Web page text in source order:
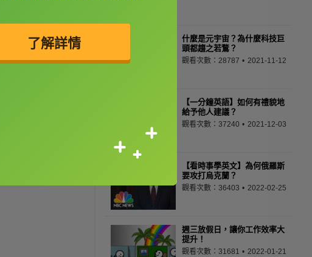
什麼是元宇宙？為什麼科技巨
頭都趨之若鶩？
觀看次數：28787 2021-11-12
【一分鐘英語】如何有禮貌地
給予他人建議？
觀看次數：37240 2021-12-03
【看時事學英文】為何俄羅斯
要攻打烏克蘭？
觀看次數：36403 2022-02-25
週三放假日，讓你工作效率大
提升！
觀看次數：31681 2022-01-21
了解詳情